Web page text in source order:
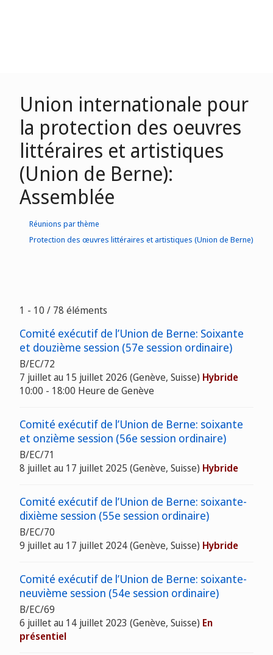
Union internationale pour
la protection des oeuvres
littéraires et artistiques
(Union de Berne):
Assemblée
Réunions par thème
Protection des œuvres littéraires et artistiques (Union de Berne)
1 - 10 / 78 éléments
Comité exécutif de l’Union de Berne: Soixante
et douzième session (57e session ordinaire)
B/EC/72
7 juillet au 15 juillet 2026 (Genève, Suisse) Hybride
10:00 - 18:00 Heure de Genève
Comité exécutif de l’Union de Berne: soixante
et onzième session (56e session ordinaire)
B/EC/71
8 juillet au 17 juillet 2025 (Genève, Suisse) Hybride
Comité exécutif de l’Union de Berne: soixante-
dixième session (55e session ordinaire)
B/EC/70
9 juillet au 17 juillet 2024 (Genève, Suisse) Hybride
Comité exécutif de l’Union de Berne: soixante-
neuvième session (54e session ordinaire)
B/EC/69
6 juillet au 14 juillet 2023 (Genève, Suisse) En
présentiel